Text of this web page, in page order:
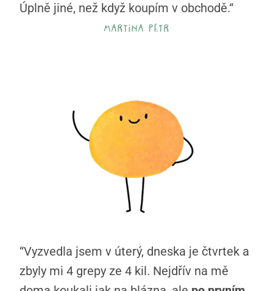
Úplně jiné, než když koupím v obchodě.“
martina petr
“Vyzvedla jsem v úterý, dneska je čtvrtek a
zbyly mi 4 grepy ze 4 kil. Nejdřív na mě